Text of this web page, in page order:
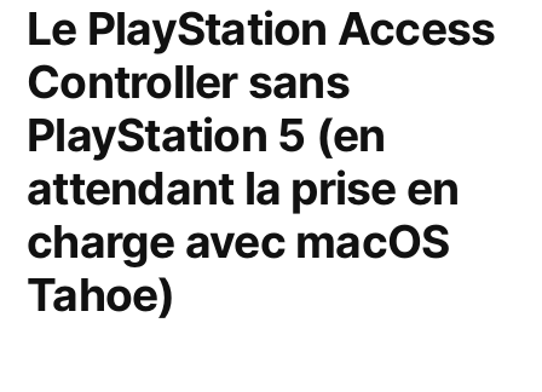
par
accessoires
USB
Le PlayStation Access
Controller sans
PlayStation 5 (en
attendant la prise en
charge avec macOS
Tahoe)